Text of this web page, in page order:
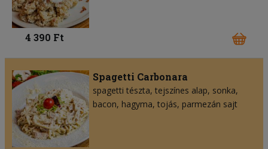
4 390 Ft
Spagetti Carbonara
spagetti tészta tejszínes alap sonka
bacon hagyma tojás parmezán sajt